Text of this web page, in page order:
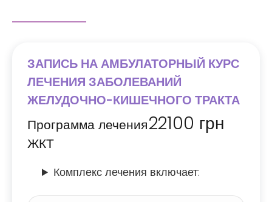
ЗАПИСЬ НА АМБУЛАТОРНЫЙ КУРС
ЛЕЧЕНИЯ ЗАБОЛЕВАНИЙ
ЖЕЛУДОЧНО-КИШЕЧНОГО ТРАКТА
Программа лечения
ЖКТ
22100 грн
Комплекс лечения включает: